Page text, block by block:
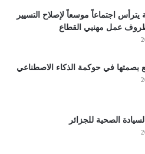
يترأس اجتماعاً موسعاً لإصلاح التسيير
بظروف عمل مهنيي القطاع
بصمتها في حوكمة الذكاء الاصطناعي
الصحية للجزائر